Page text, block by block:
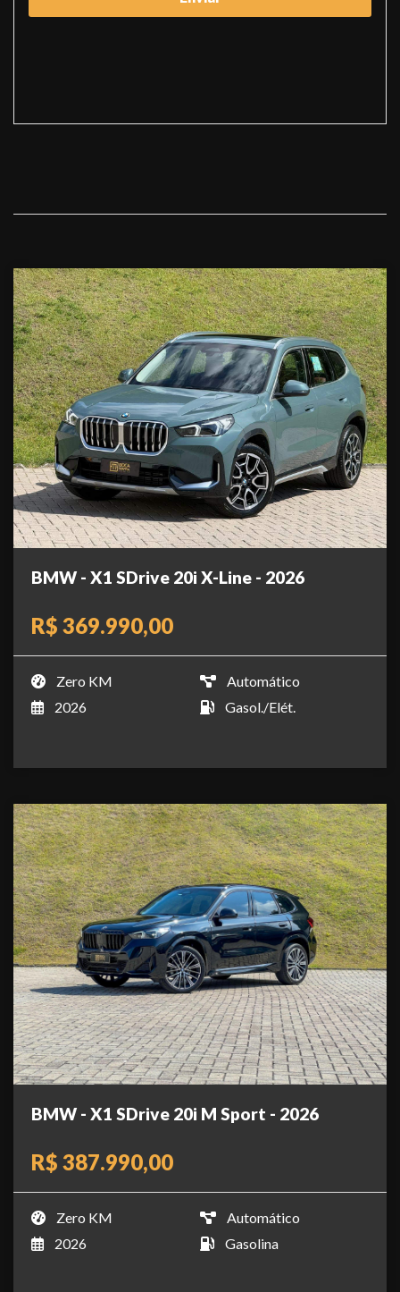
BMW - X1 SDrive 20i X-Line - 2026
R$ 369.990,00
Zero KM
Automático
2026
Gasol./Elét.
BMW - X1 SDrive 20i M Sport - 2026
R$ 387.990,00
Zero KM
Automático
2026
Gasolina